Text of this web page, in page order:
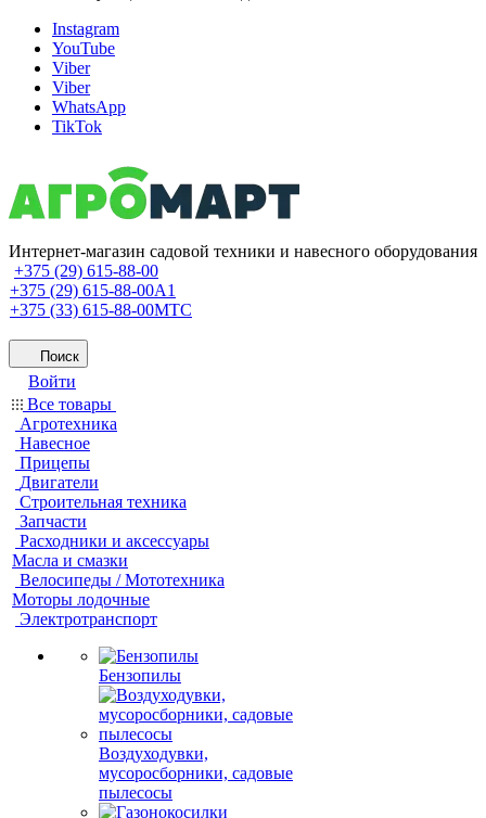
Instagram
YouTube
Viber
Viber
WhatsApp
TikTok
Интернет-магазин садовой техники и навесного оборудования
+375 (29) 615-88-00
+375 (29) 615-88-00A1
+375 (33) 615-88-00МТС
Поиск
Войти
Все товары
Агротехника
Навесное
Прицепы
Двигатели
Строительная техника
Запчасти
Расходники и аксессуары
Масла и смазки
Велосипеды / Мототехника
Моторы лодочные
Электротранспорт
Бензопилы
Воздуходувки,
мусоросборники, cадовые
пылесосы